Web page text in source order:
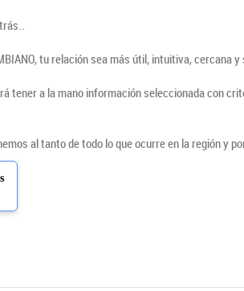
tu relación sea más útil, intuitiva, cercana
tener a la mano información seleccionada con
al tanto de todo lo que ocurre en la región y